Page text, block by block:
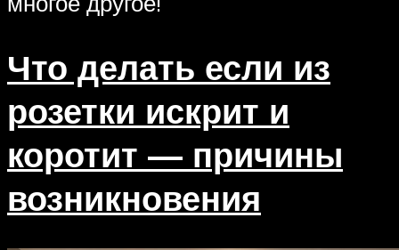
Что делать если из
розетки искрит и
коротит — причины
возникновения